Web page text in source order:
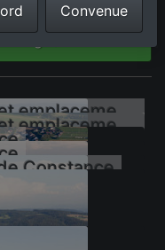
de la boutique en
Marina avec mouillages et emplacements pour bateaux sur les rives du lac de Constance
Constance
Convenue